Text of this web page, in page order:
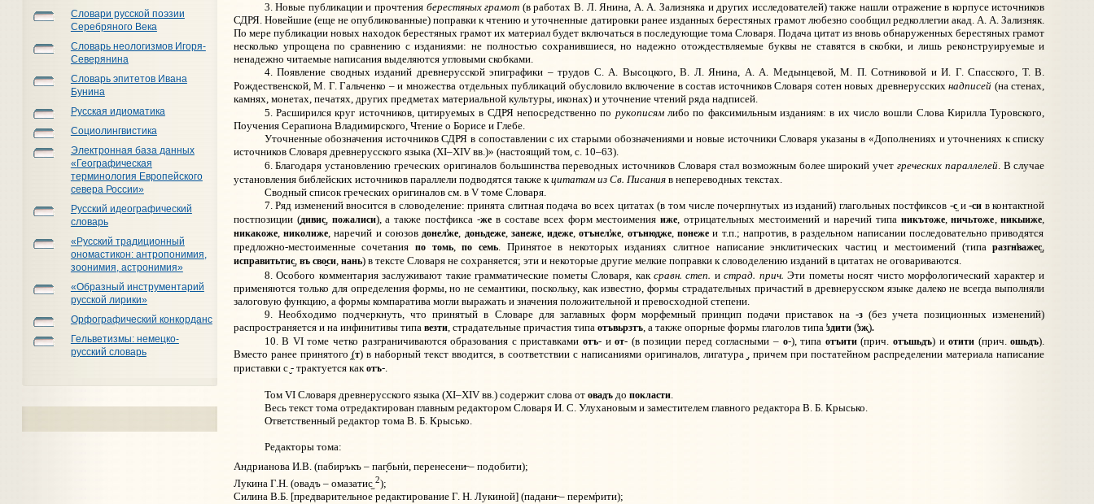
Словари русской поэзии
Серебряного Века
Словарь неологизмов Игоря-
Северянина
Словарь эпитетов Ивана
Бунина
Русская идиоматика
Социолингвистика
Электронная база данных
«Географическая
терминология Европейского
севера России»
Русский идеографический
словарь
«Русский традиционный
ономастикон: антропонимия,
зоонимия, астронимия»
«Образный инструментарий
русской лирики»
Орфографический конкорданс
Гельветизмы: немецко-
русский словарь
3. Новые публикации и прочтения берестяных грамот (в работах В. Л. Янина, А. А. Зализняка и других исследователей) также нашли отражение в корпусе источников
СДРЯ. Новейшие (еще не опубликованные) поправки к чтению и уточненные датировки ранее изданных берестяных грамот любезно сообщил редколлегии акад. А. А. Зализняк.
По мере публикации новых находок берестяных грамот их материал будет включаться в последующие тома Словаря. Подача цитат из вновь обнаруженных берестяных грамот
несколько упрощена по сравнению с изданиями: не полностью сохранившиеся, но надежно отождествляемые буквы не ставятся в скобки, и лишь реконструируемые и
ненадежно читаемые написания выделяются угловыми скобками.
4.Появление сводных изданий древнерусской эпиграфики – трудов С. А. Высоцкого, В. Л. Янина, А. А. Медынцевой, М. П. Сотниковой и И. Г. Спасского, Т. В.
Рождественской, М. Г. Гальченко – и множества отдельных публикаций обусловило включение в состав источников Словаря сотен новых древнерусскихнадписей (на стенах,
камнях, монетах, печатях, других предметах материальной культуры, иконах) и уточнение чтений ряда надписей.
5. Расширился круг источников, цитируемых в СДРЯ непосредственно по рукописямлибо по факсимильным изданиям: в их число вошли Слова Кирилла Туровского,
Поучения Серапиона Владимирского, Чтение о Борисе и Глебе.
Уточненные обозначения источников СДРЯ в сопоставлении с их старыми обозначениями и новые источники Словаря указаны в «Дополнениях и уточнениях к списку
источников Словаря древнерусского языка (XI–XIV вв.)» (настоящий том, с. 10–63).
6. Благодаря установлению греческих оригиналов большинства переводных источников Словаря стал возможным более широкий учет греческих параллелей. В случае
установления библейских источников параллели подводятся также кцитатам из Св. Писанияв непереводных текстах.
Сводный список греческих оригиналов см. в V томе Словаря.
7. Ряд изменений вносится в словоделение: принята слитная подача во всех цитатах (в том числе почерпнутых из изданий) глагольных постфиксов -с и -си в контактной
постпозиции (дивис, пожалиси), а также постфикса -же в составе всех форм местоименияиже, отрицательных местоимений и наречий типа никътоже,ничьтоже,никыиже,
никакоже,николиже, наречий и союзов донелже, доньдеже,занеже,идеже, отънелже, отънюдже, понежеи т.п.; напротив, в раздельном написании последовательно приводятся
предложно-местоименные сочетанияпо томь,по семь. Принятое в некоторых изданиях слитное написание энклитических частиц и местоимений (типаразгнважес,
исправитьтис,въ своси, нань) в тексте Словаря не сохраняется; эти и некоторые другие мелкие поправки к словоделению изданий в цитатах не оговариваются.
8. Особого комментария заслуживают такие грамматические пометы Словаря, каксравн. степ. истрад. прич. Эти пометы носят чисто морфологический характер и
применяются только для определения формы, но не семантики, поскольку, как известно, формы страдательных причастий в древнерусском языке далеко не всегда выполняли
залоговую функцию, а формы компаратива могли выражать и значения положительной и превосходной степени.
9. Необходимо подчеркнуть, что принятый в Cловаре для заглавных форм морфемный принцип подачи приставок на -з(без учета позиционных изменений)
распространяется и на инфинитивы типа везти, страдательные причастия типа отъвьрзтъ, а также опорные формы глаголов типа здити (зж).
10. В VI томе четко разграничиваются образования с приставками отъ- иот- (в позиции перед согласными – о-), типа отъити(прич.отъшьдъ) иотити (прич.ошьдъ).
Вместо ранее принятого(т) в наборный текст вводится, в соответствии с написаниями оригиналов, лигатура , причем при постатейном распределении материала написание
приставки с - трактуется какотъ-.
Том VI Словаря древнерусского языка (XI–XIV вв.) содержит слова от овадъдо покласти.
Весь текст тома отредактирован главным редактором Словаря И. С. Улухановым и заместителем главного редактора В. Б. Крысько.
Ответственный редактор тома В. Б. Крысько.
Редакторы тома:
Андрианова И.В. (пабиръкъ – пагбьни, перенесени– подобити);
Лукина Г.Н. (овадъ – омазатис 2);
Силина В.Б. [предварительное редактирование Г. Н. Лукиной] (падани– перемрити);